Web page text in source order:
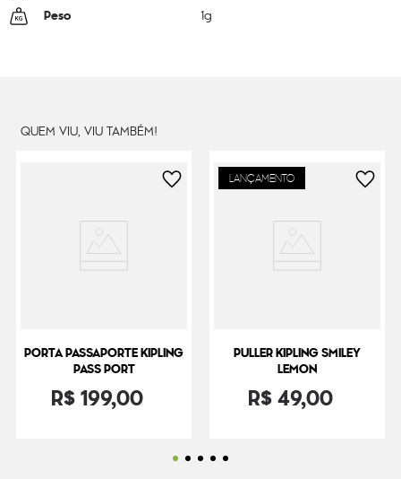
Peso 1g
QUEM VIU, VIU TAMBÉM!
PORTA PASSAPORTE KIPLING
PASS PORT
R$199,00
LANÇAMENTO
PULLER KIPLING SMILEY
LEMON
R$49,00